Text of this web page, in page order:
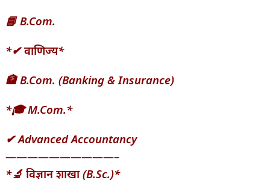
📘 B.Com.
*✔ वाणिज्य*
🏦 B.Com. (Banking & Insurance)
*🎓 M.Com.*
✔ Advanced Accountancy
——————————–
*🔬 विज्ञान शाखा (B.Sc.)*